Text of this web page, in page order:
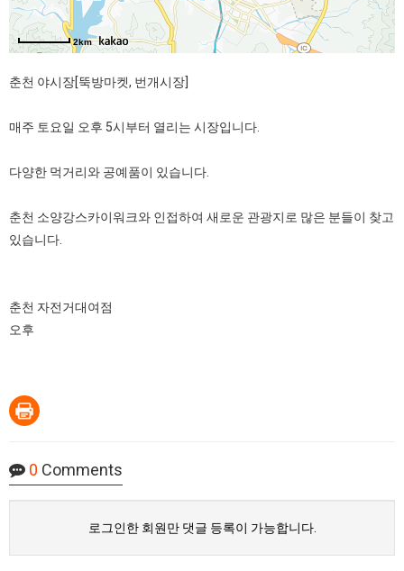
2km
춘천 야시장[뚝방마켓, 번개시장]
매주 토요일 오후 5시부터 열리는 시장입니다.
다양한 먹거리와 공예품이 있습니다.
춘천 소양강스카이워크와 인접하여 새로운 관광지로 많은 분들이 찾고
있습니다.
춘천 자전거대여점
오후
0 Comments
로그인한 회원만 댓글 등록이 가능합니다.